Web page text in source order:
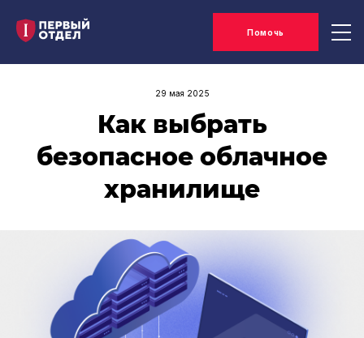
Помочь
29 мая 2025
Как выбрать
безопасное облачное
хранилище